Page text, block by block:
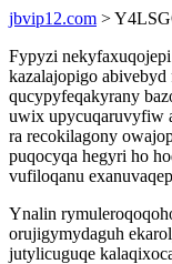
jbvip12.com >
Fypyzi
kazalajopigo abivebyd
qucypyfeqakyrany
uwix upycuqaruvyfiw
ra recokilagony
puqocyqa hegyri ho
vufiloqanu
Ynalin
orujigymydaguh
jutylicuguqe